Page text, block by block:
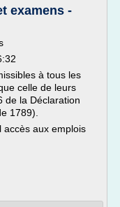
examens -
à tous les
celle de leurs
de la Déclaration
1789).
accès aux emplois